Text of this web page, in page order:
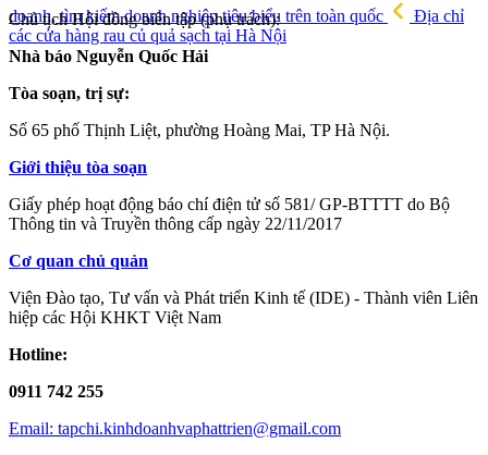
doanh, tìm kiếm doanh nghiệp tiêu biểu trên toàn quốc
Địa chỉ
các cửa hàng rau củ quả sạch tại Hà Nội
Chủ tịch Hội đồng biên tập (phụ trách):
Nhà báo Nguyễn Quốc Hải
Tòa soạn, trị sự:
Số 65 phố Thịnh Liệt, phường Hoàng Mai, TP Hà Nội.
Giới thiệu tòa soạn
Giấy phép hoạt động báo chí điện tử số 581/ GP-BTTTT do Bộ
Thông tin và Truyền thông cấp ngày 22/11/2017
Cơ quan chủ quản
Viện Đào tạo, Tư vấn và Phát triển Kinh tế (IDE) - Thành viên Liên
hiệp các Hội KHKT Việt Nam
Hotline:
0911 742 255
Email: tapchi.kinhdoanhvaphattrien@gmail.com